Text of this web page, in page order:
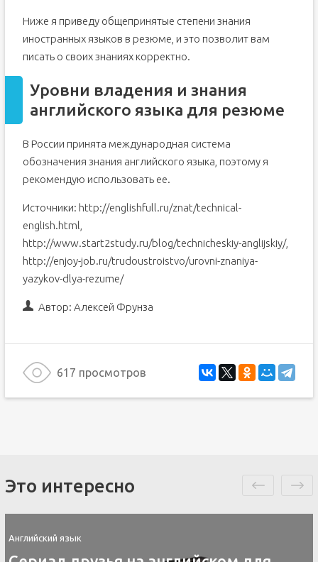
Ниже я приведу общепринятые степени знания
иностранных языков в резюме, и это позволит вам
писать о своих знаниях корректно.
Уровни владения и знания
английского языка для резюме
В России принята международная система
обозначения знания английского языка, поэтому я
рекомендую использовать ее.
Источники: http://englishfull.ru/znat/technical-
english.html,
http://www.start2study.ru/blog/technicheskiy-anglijskiy/,
http://enjoy-job.ru/trudoustroistvo/urovni-znaniya-
yazykov-dlya-rezume/
Автор: Алексей Фрунза
617 просмотров
Это интересно
Английский язык